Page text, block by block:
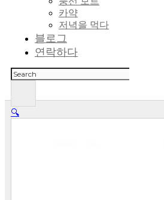
카약
저녁을 먹다
블로그
연락하다
검
🔍